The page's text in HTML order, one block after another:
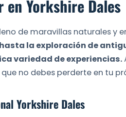
en Yorkshire Dales
de maravillas naturales y
la exploración de
variedad de experiencias.
no debes perderte en tu
Yorkshire Dales